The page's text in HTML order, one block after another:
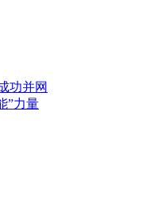
功并网
”力量